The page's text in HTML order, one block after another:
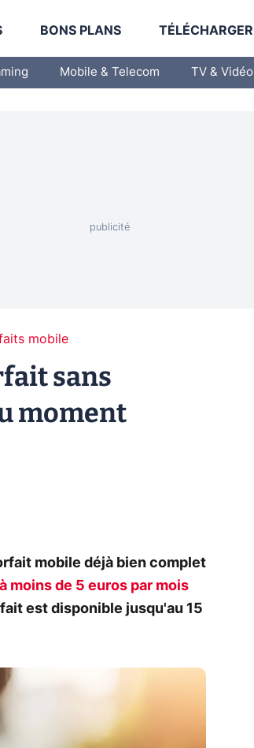
BONS PLANS TÉLÉCHARGER
Mobile & Telecom TV & Vidéo
mobile
sans
moment
mobile déjà bien complet
moins de 5 euros par mois
est disponible jusqu'au 15